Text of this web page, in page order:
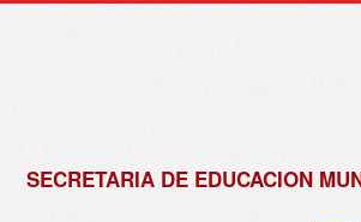
SECRETARIA DE EDUCACION
de